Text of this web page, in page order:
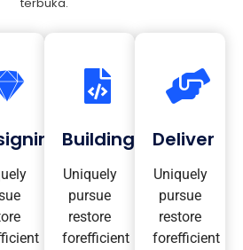
Building
Uniquely
pursue
restore
forefficient
Deliver
Uniquely
pursue
restore
forefficient